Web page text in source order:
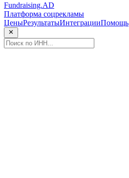
Fundraising.AD
Платформа соцрекламы
ЦеныРезультатыИнтеграцииПомощь